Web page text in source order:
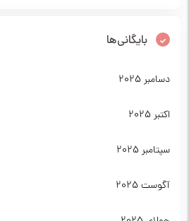
بایگانی‌ها
دسامبر 2025
اکتبر 2025
سپتامبر 2025
آگوست 2025